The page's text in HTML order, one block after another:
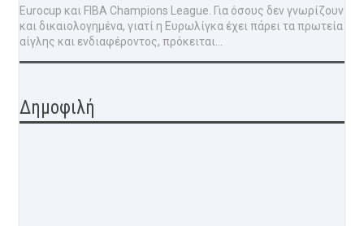
Eurocup και FIBA Champions League. Για όσους δεν γνωρίζουν
και δικαιολογημένα, γιατί η Ευρωλίγκα έχει πάρει τα πρωτεία
αίγλης και ενδιαφέροντος, πρόκειται...
Δημοφιλή